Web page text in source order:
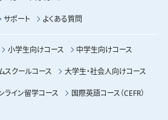
サポート よくある質問
小学生向けコース 中学生向けコース
スクールコース 大学生・社会人向けコース
ライン留学コース 国際英語コース（CEFR）